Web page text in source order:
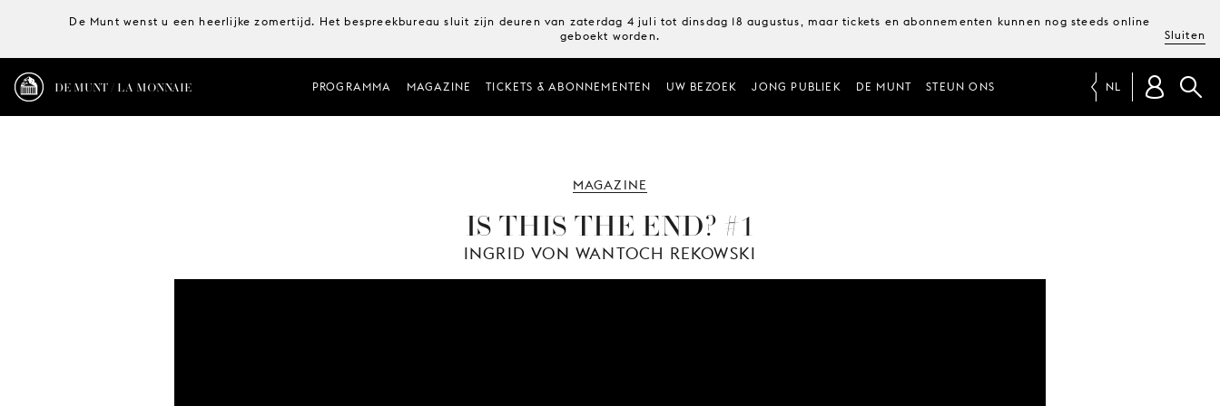
De Munt wenst u een heerlijke zomertijd. Het bespreekbureau sluit zijn deuren van zaterdag 4 juli tot dinsdag 18 augustus, maar tickets en abonnementen kunnen nog steeds online
geboekt worden.
Sluiten
DE MUNT / LA MONNAIE PROGRAMMA MAGAZINE TICKETS & ABONNEMENTEN UW BEZOEK JONG PUBLIEK DE MUNT STEUN ONS NL
MAGAZINE
IS THIS THE END? #1
INGRID VON WANTOCH REKOWSKI